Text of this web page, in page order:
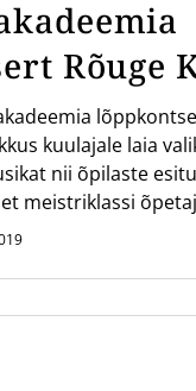
Rõuge
kuulajale laia
nii õpilaste
meistriklassi